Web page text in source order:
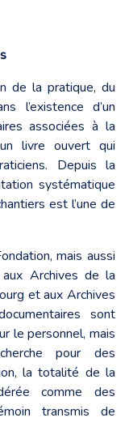
de la pratique, du
l’existence d’un
associées à la
livre ouvert qui
Depuis la
systématique
est l’une de
mais aussi
Archives de la
et aux Archives
sont
le personnel, mais
pour des
la totalité de la
comme des
transmis de